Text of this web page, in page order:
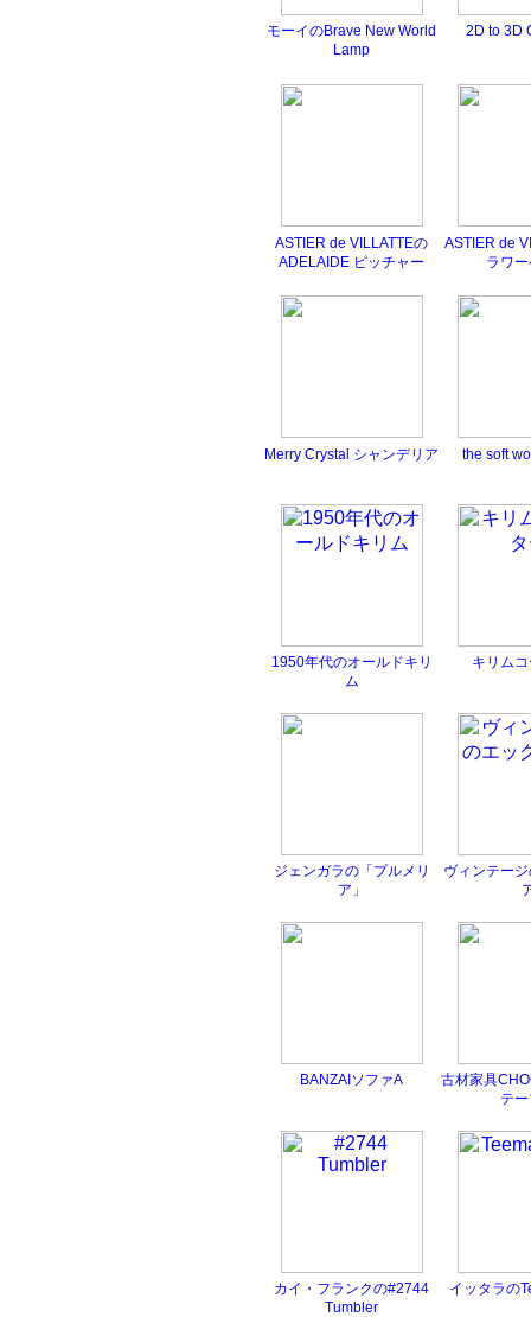
モーイのBrave New World
Lamp
2D to 3D
ASTIER de VILLATTEの
ADELAIDE ピッチャー
ASTIER de
ラワ
Merry Crystal シャンデリア the soft
1950年代のオールドキリ
ム
キリム
ジェンガラの「プルメリ
ア」
ヴィンテー
BANZAIソファA
古材家具
テ
カイ・フランクの#2744
Tumbler
イッタラの